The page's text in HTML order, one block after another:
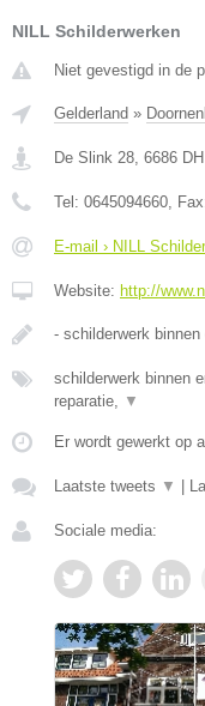
NILL Schilderwerken
Niet gevestigd in de
Gelderland »
De Slink 28, 6686 DH
Tel: 0645094660,
E-mail › NILL
Website: http://
- schilderwerk binnen
schilderwerk binnen
reparatie, ▼
Er wordt gewerkt op
Laatste tweets ▼
Sociale media: